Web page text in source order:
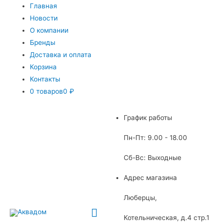
Главная
Новости
О компании
Бренды
Доставка и оплата
Корзина
Контакты
0 товаров0 ₽
Главное
График работы
Пн-Пт: 9.00 - 18.00
Сб-Вс: Выходные
Адрес магазина
Люберцы,
Котельническая, д.4 стр.1